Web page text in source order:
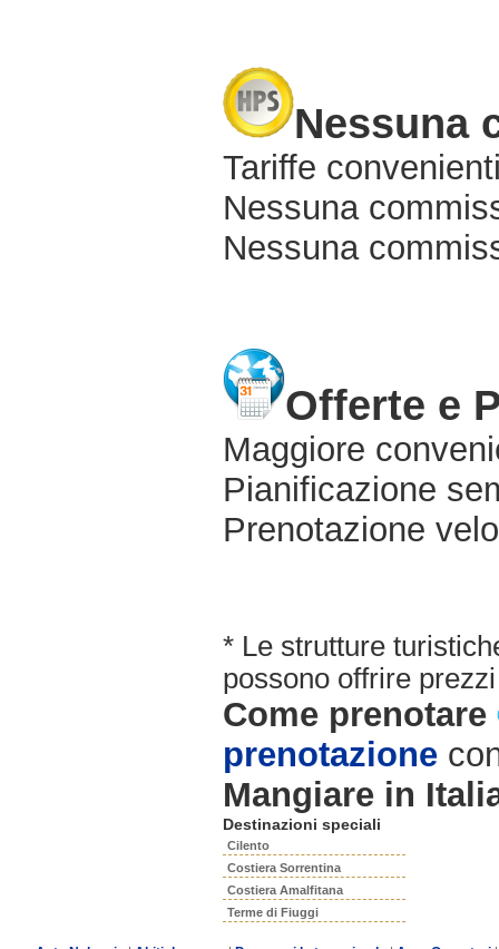
Nessuna
Tariffe
Nessuna
Nessuna
Offerte e
Maggiore
Pianificazione
Prenotazione
* Le strutture
possono offrire
Come prenotare
prenotazione
Mangiare in
Destinazioni speciali
Cilento
Costiera Sorrentina
Costiera Amalfitana
Terme di Fiuggi